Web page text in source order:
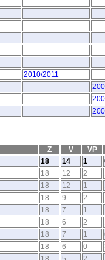
2010/2011
Z V
VP
18 14 1
18 12 2
18 12 1
18 9 2
18 7 1
18 6 2
18 7 1
18 6 0